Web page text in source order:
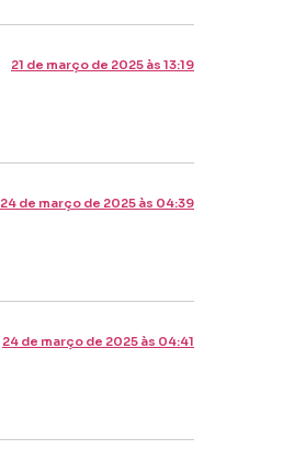
21 de março de 2025 às 13:19
24 de março de 2025 às 04:39
24 de março de 2025 às 04:41